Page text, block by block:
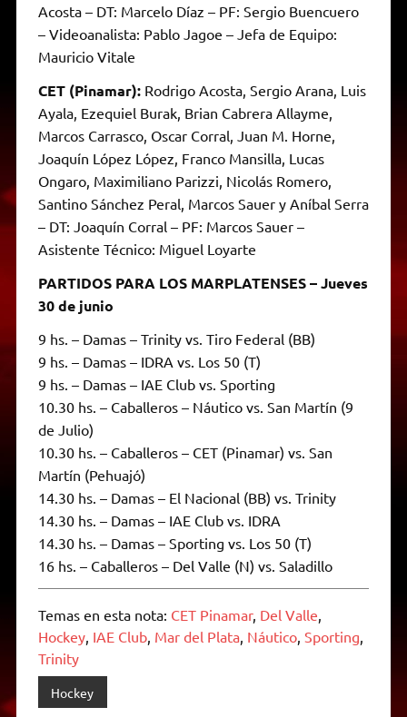
Acosta – DT: Marcelo Díaz – PF: Sergio Buencuero
– Videoanalista: Pablo Jagoe – Jefa de Equipo:
Mauricio Vitale
CET (Pinamar): Rodrigo Acosta, Sergio Arana, Luis
Ayala, Ezequiel Burak, Brian Cabrera Allayme,
Marcos Carrasco, Oscar Corral, Juan M. Horne,
Joaquín López López, Franco Mansilla, Lucas
Ongaro, Maximiliano Parizzi, Nicolás Romero,
Santino Sánchez Peral, Marcos Sauer y Aníbal Serra
– DT: Joaquín Corral – PF: Marcos Sauer –
Asistente Técnico: Miguel Loyarte
PARTIDOS PARA LOS MARPLATENSES – Jueves
30 de junio
9 hs. – Damas – Trinity vs. Tiro Federal (BB)
9 hs. – Damas – IDRA vs. Los 50 (T)
9 hs. – Damas – IAE Club vs. Sporting
10.30 hs. – Caballeros – Náutico vs. San Martín (9
de Julio)
10.30 hs. – Caballeros – CET (Pinamar) vs. San
Martín (Pehuajó)
14.30 hs. – Damas – El Nacional (BB) vs. Trinity
14.30 hs. – Damas – IAE Club vs. IDRA
14.30 hs. – Damas – Sporting vs. Los 50 (T)
16 hs. – Caballeros – Del Valle (N) vs. Saladillo
Temas en esta nota: CET Pinamar, Del Valle
Hockey, IAE Club, Mar del Plata, Náutico, Sporting
Trinity
Hockey